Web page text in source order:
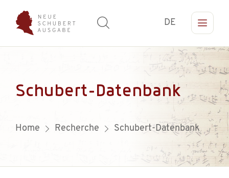
DE
Schubert-Datenbank
Home Recherche Schubert-Datenbank